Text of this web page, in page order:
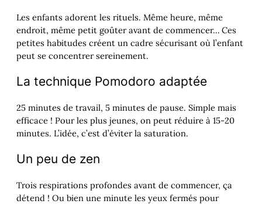
Les enfants adorent les rituels. Même heure, même
endroit, même petit goûter avant de commencer… Ces
petites habitudes créent un cadre sécurisant où l’enfant
peut se concentrer sereinement.
La technique Pomodoro adaptée
25 minutes de travail, 5 minutes de pause. Simple mais
efficace ! Pour les plus jeunes, on peut réduire à 15-20
minutes. L’idée, c’est d’éviter la saturation.
Un peu de zen
Trois respirations profondes avant de commencer, ça
détend ! Ou bien une minute les yeux fermés pour